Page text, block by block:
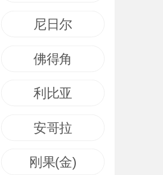
尼日尔
佛得角
利比亚
安哥拉
刚果(金)